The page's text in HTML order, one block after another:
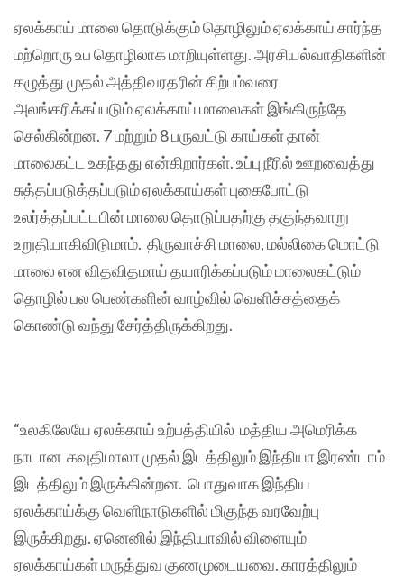
ஏலக்காய் மாலை தொடுக்கும் தொழிலும் ஏலக்காய் சார்ந்த
மற்றொரு உப தொழிலாக மாறியுள்ளது. அரசியல்வாதிகளின்
கழுத்து முதல் அத்திவரதரின் சிற்பம்வரை
அலங்கரிக்கப்படும் ஏலக்காய் மாலைகள் இங்கிருந்தே
செல்கின்றன. 7 மற்றும் 8 பருவட்டு காய்கள் தான்
மாலைகட்ட உகந்தது என்கிறார்கள். உப்பு நீரில் ஊறவைத்து
சுத்தப்படுத்தப்படும் ஏலக்காய்கள் புகைபோட்டு
உலர்த்தப்பட்டபின் மாலை தொடுப்பதற்கு தகுந்தவாறு
உறுதியாகிவிடுமாம். திருவாச்சி மாலை, மல்லிகை மொட்டு
மாலை என விதவிதமாய் தயாரிக்கப்படும் மாலைகட்டும்
தொழில் பல பெண்களின் வாழ்வில் வெளிச்சத்தைக்
கொண்டு வந்து சேர்த்திருக்கிறது.
“உலகிலேயே ஏலக்காய் உற்பத்தியில் மத்திய அமெரிக்க
நாடான கவுதிமாலா முதல் இடத்திலும் இந்தியா இரண்டாம்
இடத்திலும் இருக்கின்றன. பொதுவாக இந்திய
ஏலக்காய்க்கு வெளிநாடுகளில் மிகுந்த வரவேற்பு
இருக்கிறது. ஏனெனில் இந்தியாவில் விளையும்
ஏலக்காய்கள் மருத்துவ குணமுடையவை. காரத்திலும்